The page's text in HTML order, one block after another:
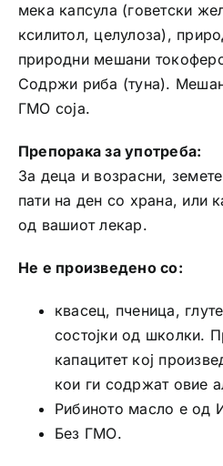
мека капсула (говетски
ксилитол, целулоза),
природни мешани
Содржи риба (туна).
ГМО соја.
Препорака за употреба:
За деца и возрасни,
пати на ден со храна, или
од вашиот лекар.
Не е произведено со:
квасец, пченица,
состојки од школки.
капацитет кој
кои ги содржат овие
Рибиното масло е од
Без ГМО.